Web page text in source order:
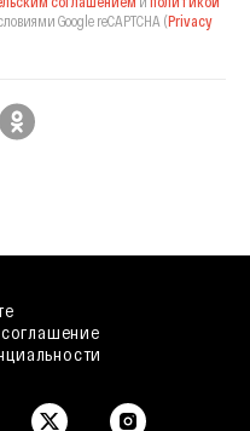
Google reCAPTCHA (Privacy